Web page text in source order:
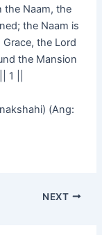
the Naam, the
the Naam is
Grace, the Lord
the Mansion
1 ||
(Ang:
NEXT